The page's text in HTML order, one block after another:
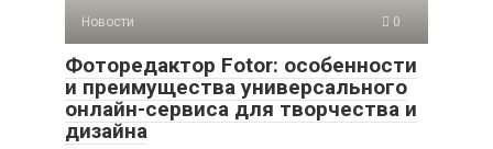
Новости 0
Фоторедактор Fotor: особенности
и преимущества универсального
онлайн-сервиса для творчества и
дизайна